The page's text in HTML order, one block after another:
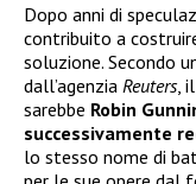
Dopo anni di
contribuito a
soluzione. Secondo
dall’agenzia Reuters,
sarebbe Robin
successivamente
lo stesso nome di